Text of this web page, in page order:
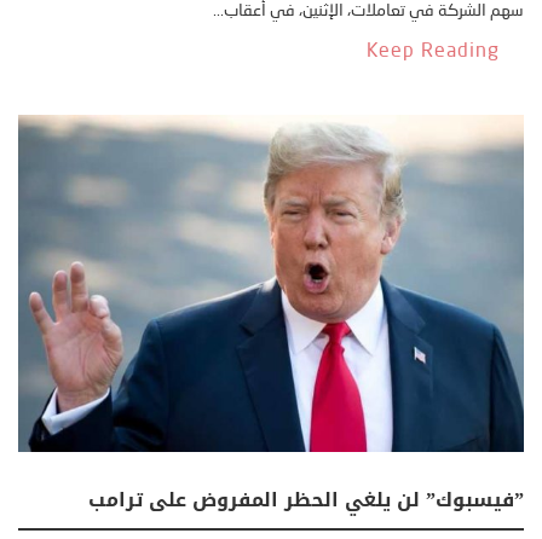
سهم الشركة في تعاملات، الإثنين، في أعقاب...
Keep Reading
”فيسبوك” لن يلغي الحظر المفروض على ترامب